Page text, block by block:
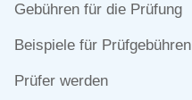
Gebühren für die Prüfung
Beispiele für Prüfgebühren
Prüfer werden